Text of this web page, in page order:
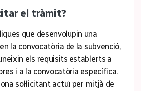
el tràmit?
que desenvolupin una
la convocatòria de la subvenció,
els requisits establerts a
i a la convocatòria específica.
sol·licitant actuï per mitjà de